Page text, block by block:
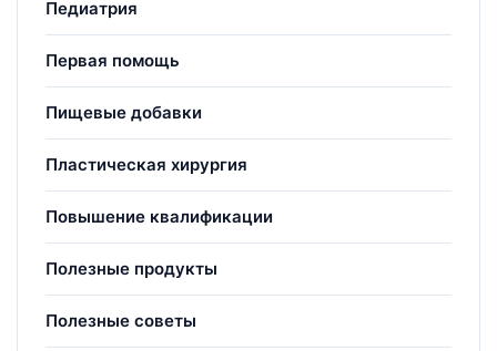
Педиатрия
Первая помощь
Пищевые добавки
Пластическая хирургия
Повышение квалификации
Полезные продукты
Полезные советы